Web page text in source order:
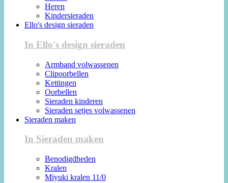
Heren
Kindersieraden
Ello's design sieraden
In Ello's design sieraden
Armband volwassenen
Clipoorbellen
Kettingen
Oorbellen
Sieraden kinderen
Sieraden setjes volwassenen
Sieraden maken
In Sieraden maken
Benodigdheden
Kralen
Miyuki kralen 11/0